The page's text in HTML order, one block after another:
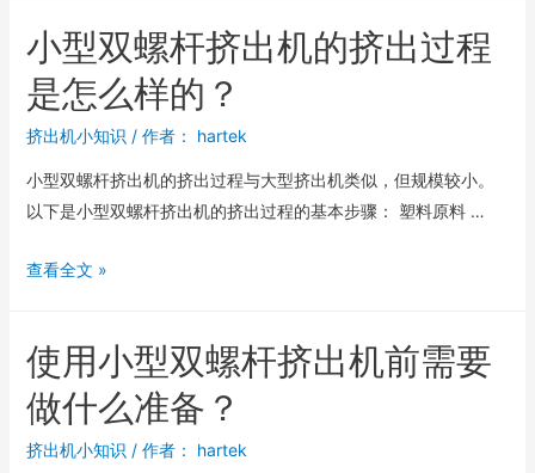
小型双螺杆挤出机的挤出过程
是怎么样的？
挤出机小知识 / 作者： hartek
小型双螺杆挤出机的挤出过程与大型挤出机类似，但规模较小。
以下是小型双螺杆挤出机的挤出过程的基本步骤： 塑料原料 …
查看全文 »
使用小型双螺杆挤出机前需要
做什么准备？
挤出机小知识 / 作者： hartek